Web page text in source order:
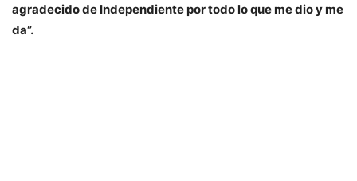
agradecido de Independiente por todo lo que me dio y me
da”.